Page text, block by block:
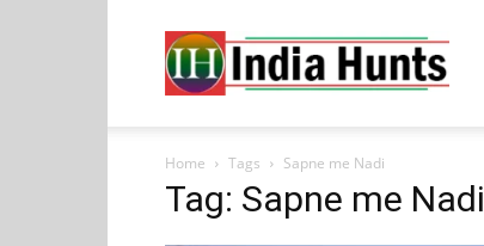
Hunts
Home Tags Sapne me Nadi
Tag: Sapne me Nadi